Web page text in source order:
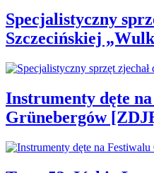
Specjalistyczny
Szczecińskiej
Instrumenty dęte
Grünebergów